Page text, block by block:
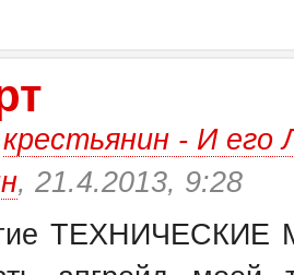
крестьянин - И
, 21.4.2013, 9:28
ТЕХНИЧЕСКИЕ